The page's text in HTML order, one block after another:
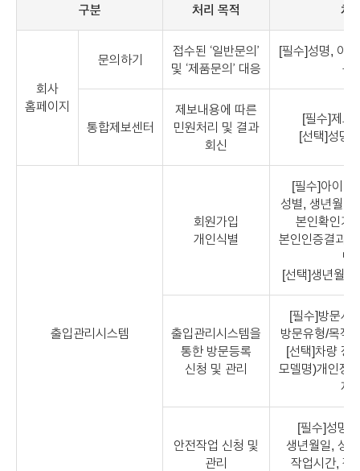
구분 처리 목적 처
회사
홈페이지
문의하기
접수된 ‘일반문의’
및 ‘제품문의’ 대응
[필수]성명, 이
문
통합제보센터
제보내용에 따른
민원처리 및 결과
회신
[필수]제보
[선택]성명,
출입관리시스템
회원가입
개인식별
[필수]아이디
성별, 생년월일
본인확인기
본인인증결과
방
[선택]생년월
출입관리시스템을
통한 방문등록
신청 및 관리
[필수]방문사
방문유형/목적,
[선택]차량 정
모델명)개인정
제
안전작업 신청 및
관리
[필수]성명,
생년월일, 성
작업시간, 작